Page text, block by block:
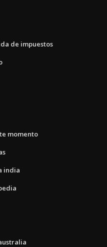
de impuestos
momento
india